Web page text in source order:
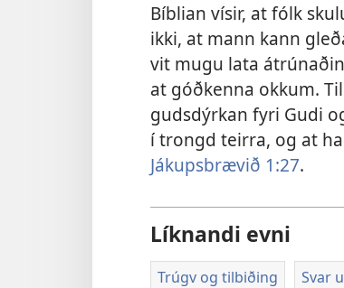
Bíblian vísir, at fólk
ikki, at mann kann
vit mugu lata átrúnaðin
at góðkenna okkum.
gudsdýrkan fyri Gudi
í trongd teirra, og at
Jákupsbrævið 1:27.
Líknandi evni
Trúgv og tilbiðing Svar